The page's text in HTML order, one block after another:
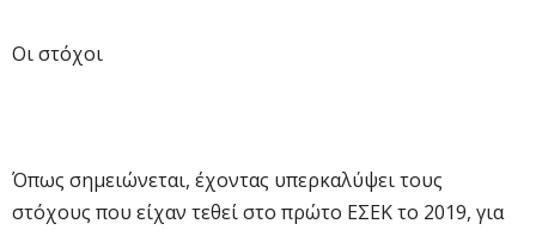
Οι στόχοι
Όπως σημειώνεται, έχοντας υπερκαλύψει τους
στόχους που είχαν τεθεί στο πρώτο ΕΣΕΚ το 2019, για